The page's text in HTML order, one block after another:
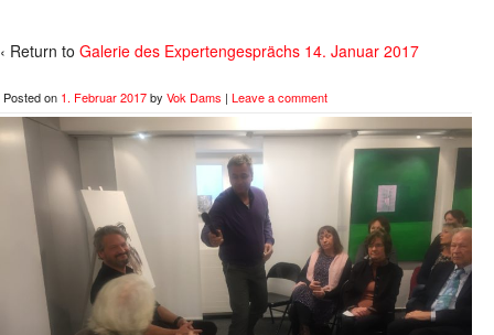
‹ Return to Galerie des Expertengesprächs 14. Januar 2017
Posted on 1. Februar 2017by Vok Dams | Leave a comment